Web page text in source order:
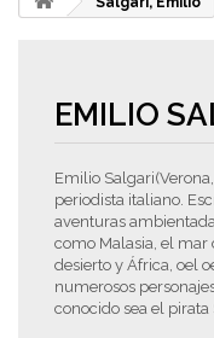
EMILIO
Emilio
periodista italiano.
aventuras
como Malasia, el mar
desierto y África, oel
numerosos
conocido sea el pirata